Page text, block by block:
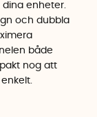
enheter.
och dubbla
både
nog att
enkelt.